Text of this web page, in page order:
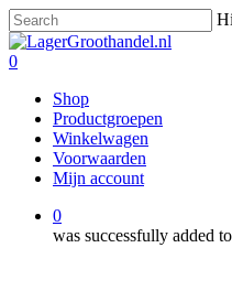
Skip
to
main
Close
Search
0
Shop
Productgroepen
Winkelwagen
Voorwaarden
Mijn account
0
was successfully added